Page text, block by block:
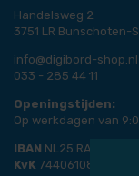
Handelsweg 2
3751 LR Bunschoten-
info@digibord-shop.nl
033 - 285 44 11
Openingstijden:
Op werkdagen van
IBAN NL25 RABO 0138
KvK 74406108